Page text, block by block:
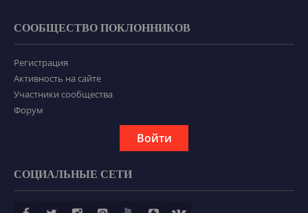
СООБЩЕСТВО ПОКЛОННИКОВ
Регистрация
Активность на сайте
Участники сообщества
Форум
Войти
СОЦИАЛЬНЫЕ СЕТИ